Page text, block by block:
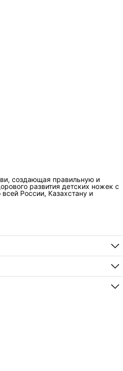
создающая правильную и
развития детских ножек с
России, Казахстану и